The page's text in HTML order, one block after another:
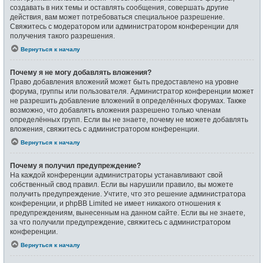
создавать в них темы и оставлять сообщения, совершать другие
действия, вам может потребоваться специальное разрешение.
Свяжитесь с модератором или администратором конференции для
получения такого разрешения.
Вернуться к началу
Почему я не могу добавлять вложения?
Право добавления вложений может быть предоставлено на уровне
форума, группы или пользователя. Администратор конференции может
не разрешить добавление вложений в определённых форумах. Также
возможно, что добавлять вложения разрешено только членам
определённых групп. Если вы не знаете, почему не можете добавлять
вложения, свяжитесь с администратором конференции.
Вернуться к началу
Почему я получил предупреждение?
На каждой конференции администраторы устанавливают свой
собственный свод правил. Если вы нарушили правило, вы можете
получить предупреждение. Учтите, что это решение администратора
конференции, и phpBB Limited не имеет никакого отношения к
предупреждениям, вынесенным на данном сайте. Если вы не знаете,
за что получили предупреждение, свяжитесь с администратором
конференции.
Вернуться к началу